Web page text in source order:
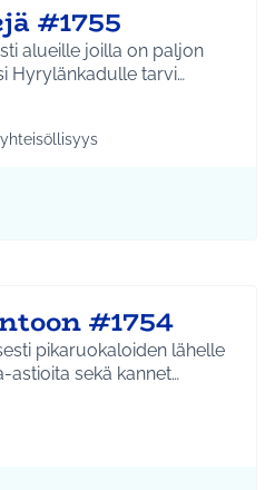
#1755
alueille joilla on paljon
Hyrylänkadulle tarvi…
Hyrylä
mukaan: Hyvinvointi ja
#1754
pikaruokaloiden lähelle
astioita sekä kannet…
Hyrylä
mukaan: Ympäristö